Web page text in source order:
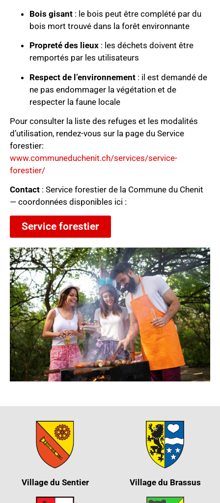
Bois gisant : le bois peut être complété par du
bois mort trouvé dans la forêt environnante
Propreté des lieux : les déchets doivent être
remportés par les utilisateurs
Respect de l’environnement : il est demandé de
ne pas endommager la végétation et de
respecter la faune locale
Pour consulter la liste des refuges et les modalités
d’utilisation, rendez-vous sur la page du Service
forestier:
www.communeduchenit.ch/services/service-
forestier/
Contact : Service forestier de la Commune du Chenit
— coordonnées disponibles ici :
Service forestier
Village du Sentier Village du Brassus